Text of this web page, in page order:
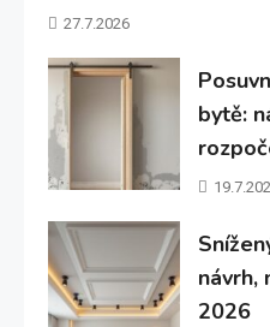
27.7.2026
bytě:
návrh,
2026